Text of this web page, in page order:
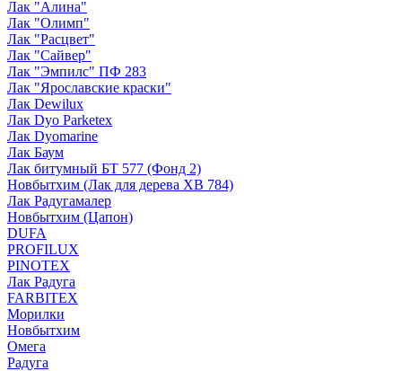
Лак "Алина"
Лак "Олимп"
Лак "Расцвет"
Лак "Сайвер"
Лак "Эмпилс" ПФ 283
Лак "Ярославские краски"
Лак Dewilux
Лак Dyo Parketex
Лак Dyomarine
Лак Баум
Лак битумный БТ 577 (Фонд 2)
Новбытхим (Лак для дерева ХВ 784)
Лак Радугамалер
Новбытхим (Цапон)
DUFA
PROFILUX
PINOTEX
Лак Радуга
FARBITEX
Морилки
Новбытхим
Омега
Радуга